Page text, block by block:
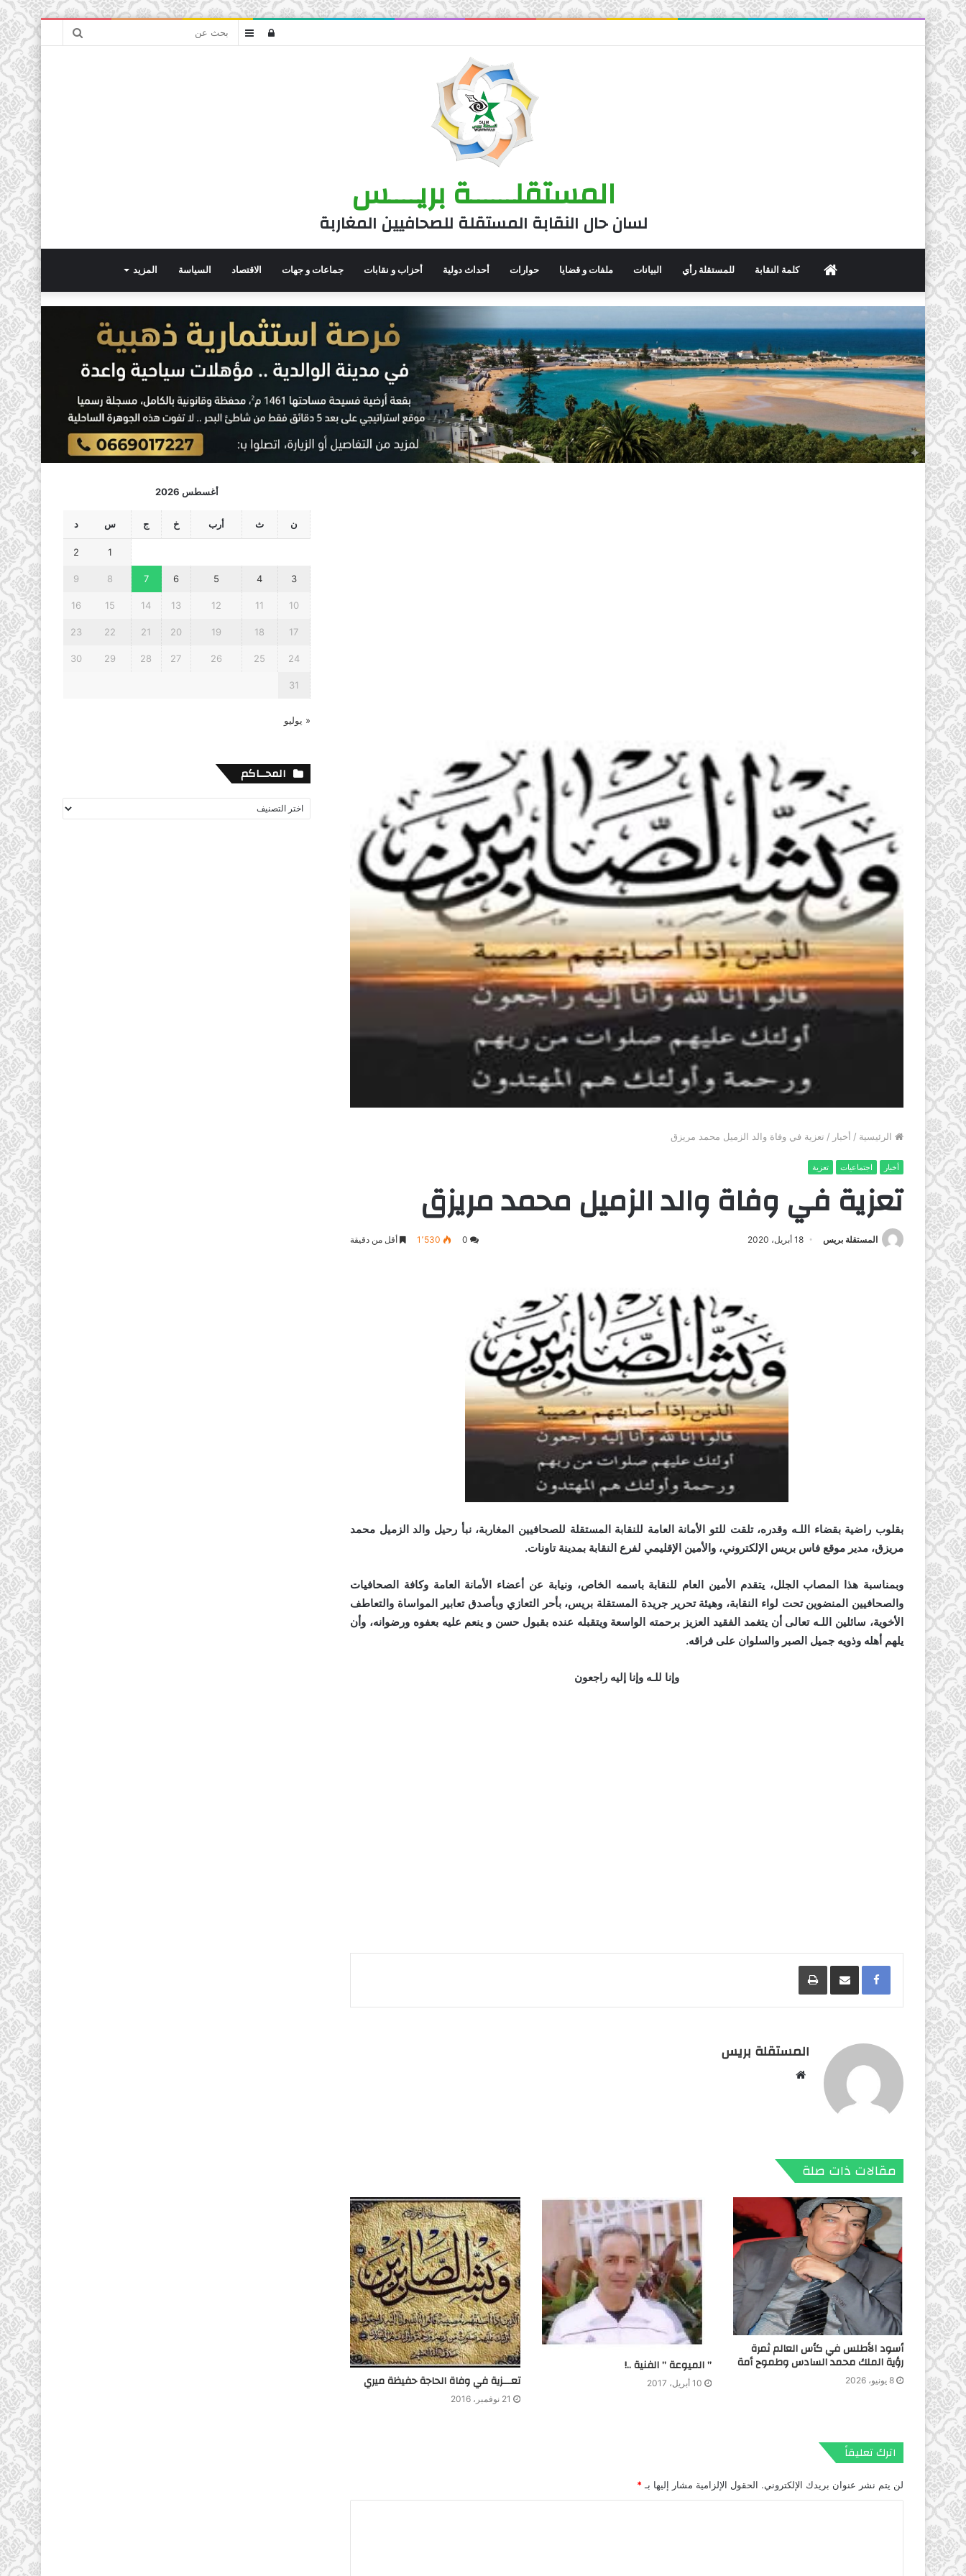
بحث
عمودتسجيل
المستقلــــــة بريــــس
لسان حال النقابة المستقلة للصحافيين المغاربة
الرئيسيةكلمة النقابة للمستقلة رأي البيانات ملفات و قضايا حوارات أحداث دولية أحزاب و نقابات جماعات و جهات الاقتصاد السياسة المزيد
الرئيسية / أخبار / تعزية في وفاة والد الزميل محمد مريزق
أخبار اجتماعيات تعزية
تعزية في وفاة والد الزميل محمد مريزق
المستقلة بريس 18 أبريل، 2020 0 1٬530 أقل من دقيقة
بقلوب راضية بقضاء اللـه وقدره، تلقت للتو الأمانة العامة للنقابة المستقلة للصحافيين المغاربة، نبأ رحيل والد الزميل محمد
مريزق، مدير موقع فاس بريس الإلكتروني، والأمين الإقليمي لفرع النقابة بمدينة تاونات.
وبمناسبة هذا المصاب الجلل، يتقدم الأمين العام للنقابة باسمه الخاص، ونيابة عن أعضاء الأمانة العامة وكافة الصحافيات
والصحافيين المنضوين تحت لواء النقابة، وهيئة تحرير جريدة المستقلة بريس، بأحر التعازي وبأصدق تعابير المواساة والتعاطف
الأخوية، سائلين اللـه تعالى أن يتغمد الفقيد العزيز برحمته الواسعة ويتقبله عنده بقبول حسن و ينعم عليه بعفوه ورضوانه، وأن
يلهم أهله وذويه جميل الصبر والسلوان على فراقه.
وإنا للـه وإنا إليه راجعون
Facebookمشاركة عبر البريد طباعة
المستقلة بريس
مقالات ذات صلة
أسود الأطلس في كأس العالم ثمرة
رؤية الملك محمد السادس وطموح أمة
8 يونيو، 2026
” الميوعة ” الفنية ..!
10 أبريل، 2017 تعـــزية في وفاة الحاجة حفيظة ميري
21 نوفمبر، 2016
اترك تعليقاً
لن يتم نشر عنوان بريدك الإلكتروني. الحقول الإلزامية مشار إليها بـ *
أغسطس 2026
ن ث أرب خ ج س د
1
2
3
4
5
6
7
8
9
10
11
12
13
14
15
16
17
18
19
20
21
22
23
24
25
26
27
28
29
30
31
« يوليو
المحــاكم
المحــاكم